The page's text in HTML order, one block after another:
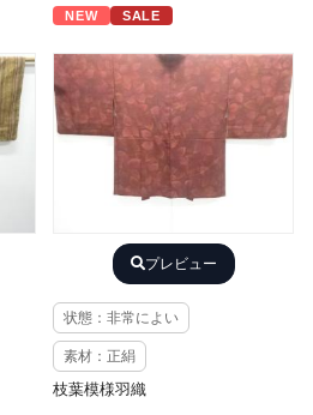
NEW SALE
プレビュー
状態：非常によい
素材：正絹
枝葉模様羽織